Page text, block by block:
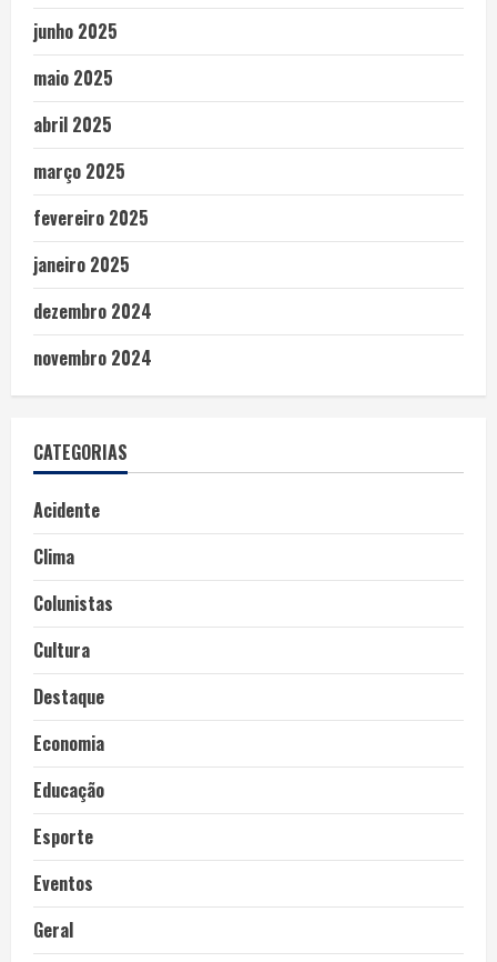
junho 2025
maio 2025
abril 2025
março 2025
fevereiro 2025
janeiro 2025
dezembro 2024
novembro 2024
CATEGORIAS
Acidente
Clima
Colunistas
Cultura
Destaque
Economia
Educação
Esporte
Eventos
Geral